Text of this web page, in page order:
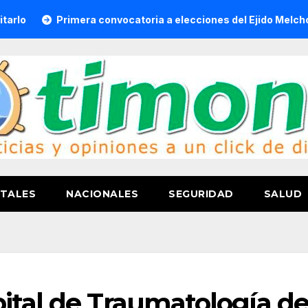
Primera convocatoria a elecciones del Ejido Melchor
NACIONALES SEGURIDAD SALUD